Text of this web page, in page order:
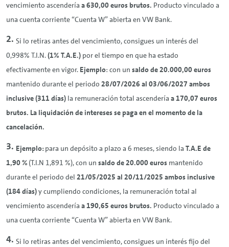
vencimiento ascendería a 630,00 euros brutos. Producto vinculado a
una cuenta corriente “Cuenta W” abierta en VW Bank.
Si lo retiras antes del vencimiento, consigues un interés del
0,998% T.I.N.(1% T.A.E.) por el tiempo en que ha estado
efectivamente en vigor. Ejemplo: con un saldode 20.000,00 euros
mantenido durante el periodo 28/07/2026 al 03/06/2027 ambos
inclusive (311 días) la remuneración total ascendería a 170,07 euros
brutos. La liquidación de intereses se paga en el momento de la
cancelación.
Ejemplo:para un depósito a plazo a 6 meses, siendo la T.A.E de
1,90 % (T.I.N 1,891 %), con un saldo de 20.000 euros mantenido
durante el periodo del 21/05/2025 al 20/11/2025 ambos inclusive
(184 días)y cumpliendo condiciones, la remuneración total al
vencimiento ascendería a190,65 euros brutos. Producto vinculado a
una cuenta corriente “Cuenta W” abierta en VW Bank.
Si lo retiras antes del vencimiento, consigues un interés fijo del